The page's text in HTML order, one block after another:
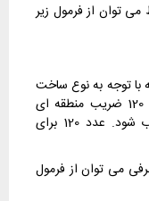
توان از فرمول زیر
با توجه به نوع ساخت
و ساز در کشور انتخاب گردیده است. عدد 120 ضریب منطقه ای
است که باید عددی بین 110 و 150 انتخاب شود. عدد 120 برای
می توان از فرمول